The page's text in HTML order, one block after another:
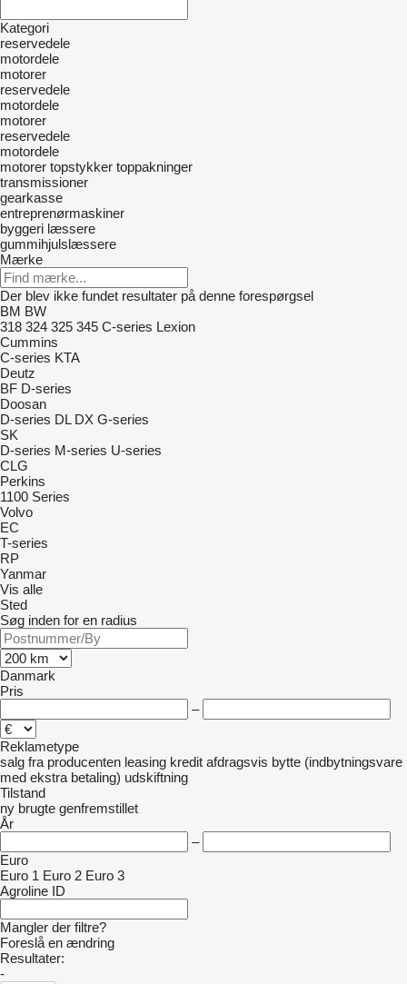
Kategori
reservedele
motordele
motorer
reservedele
motordele
motorer
reservedele
motordele
motorer topstykker toppakninger
transmissioner
gearkasse
entreprenørmaskiner
byggeri læssere
gummihjulslæssere
Mærke
Der blev ikke fundet resultater på denne forespørgsel
BM BW
318 324 325 345 C-series Lexion
Cummins
C-series KTA
Deutz
BF D-series
Doosan
D-series DL DX G-series
SK
D-series M-series U-series
CLG
Perkins
1100 Series
Volvo
EC
T-series
RP
Yanmar
Vis alle
Sted
Søg inden for en radius
Danmark
Pris
–
Reklametype
salg fra producenten leasing kredit afdragsvis bytte (indbytningsvare
med ekstra betaling) udskiftning
Tilstand
ny brugte genfremstillet
År
–
Euro
Euro 1 Euro 2 Euro 3
Agroline ID
Mangler der filtre?
Foreslå en ændring
Resultater:
-